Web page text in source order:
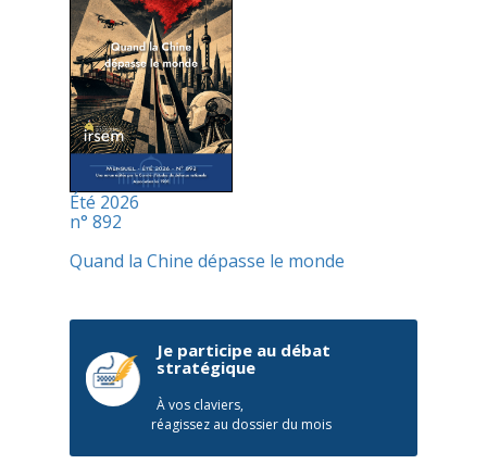
Été 2026
n° 892
Quand la Chine dépasse le monde
Je participe au débat
stratégique
À vos claviers,
réagissez au dossier du mois